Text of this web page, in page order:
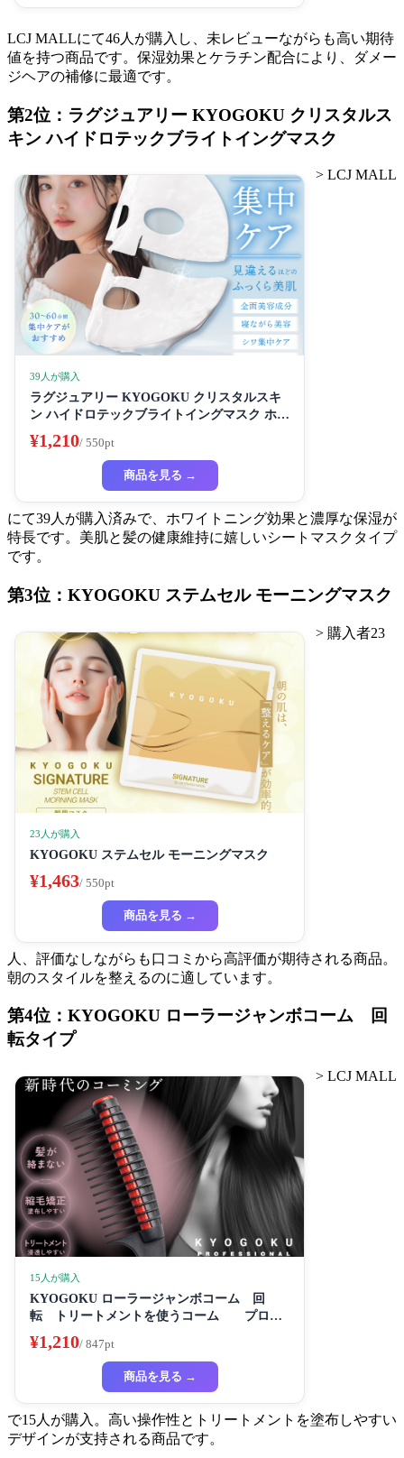
LCJ MALLにて46人が購入し、未レビューながらも高い期待
値を持つ商品です。保湿効果とケラチン配合により、ダメー
ジヘアの補修に最適です。
第2位：ラグジュアリー KYOGOKU クリスタルス
キン ハイドロテックブライトイングマスク
39人が購入
ラグジュアリー KYOGOKU クリスタルスキ
ン ハイドロテックブライトイングマスク ホワ
イトニングマスク 超濃厚保湿 ホワイトニング
フェイスパック ビューティーサロン監修者 シ
ートマスク ハイドラ 美容液
¥1,210/ 550pt
商品を見る →
> LCJ MALL
にて39人が購入済みで、ホワイトニング効果と濃厚な保湿が
特長です。美肌と髪の健康維持に嬉しいシートマスクタイプ
です。
第3位：KYOGOKU ステムセル モーニングマスク
23人が購入
KYOGOKU ステムセル モーニングマスク
¥1,463/ 550pt
商品を見る →
> 購入者23
人、評価なしながらも口コミから高評価が期待される商品。
朝のスタイルを整えるのに適しています。
第4位：KYOGOKU ローラージャンボコーム 回
転タイプ
15人が購入
KYOGOKU ローラージャンボコーム 回
転 トリートメントを使うコーム プロ仕
様
¥1,210/ 847pt
商品を見る →
> LCJ MALL
で15人が購入。高い操作性とトリートメントを塗布しやすい
デザインが支持される商品です。